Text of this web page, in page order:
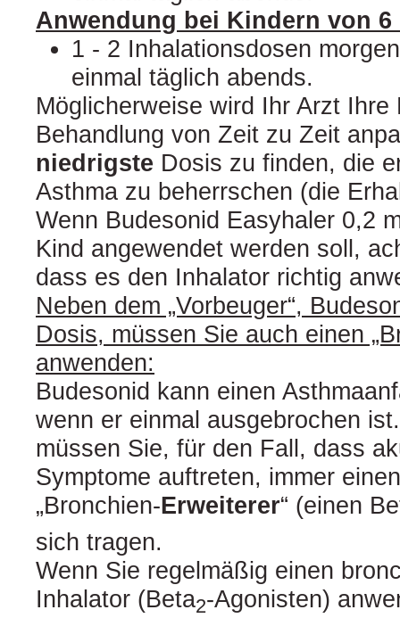
Anwendung bei Kindern von 6
1 - 2 Inhalationsdosen
einmal täglich abends.
Möglicherweise wird Ihr Arzt
Behandlung von Zeit zu Zeit
niedrigste Dosis zu finden, die
Asthma zu beherrschen (die
Wenn Budesonid Easyhaler 0,2
Kind angewendet werden soll,
dass es den Inhalator richtig
Neben dem „Vorbeuger“,
Dosis, müssen Sie auch einen
anwenden:
Budesonid kann einen
wenn er einmal ausgebrochen
müssen Sie, für den Fall, dass
Symptome auftreten, immer
„Bronchien-Erweiterer“ (einen
sich tragen.
Wenn Sie regelmäßig einen
Inhalator (Beta2-Agonisten)